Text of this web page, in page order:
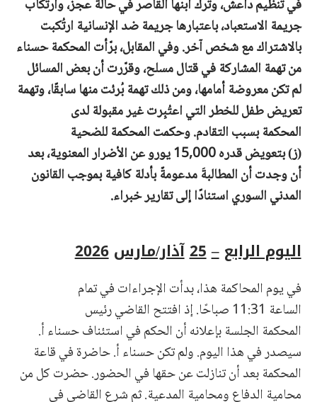
في تنظيم داعش، وترك ابنها القاصر في حالة عجز، وارتكاب
جريمة الاستعباد، باعتبارها جريمة ضد الإنسانية ارتُكبت
بالاشتراك مع شخص آخر. وفي المقابل،برّأت المحكمة حسناء
من تهمة المشاركة في قتال مسلح، وقرّرت أن بعض المسائل
لم تكن معروضة أمامها،ومنذلك تهمة بُرئت منها سابقًا، وتهمة
تعريض طفل للخطرالتي اعتُبِرتغير مقبولةلدى
المحكمةبسبب التقادم.وحكمتالمحكمةللضحية
(ز)بتعويض قدره15,000يوروعن الأضرارالمعنوية، بعد
أن وجدت أنالمطالبةَمدعومةٌبأدلة كافية بموجب القانون
المدني السوري استنادًا إلى تقارير خبراء.
اليوم الرابع –
25آذار/مارس 2026
في يوم المحاكمة هذا، بدأت الإجراءات في تمام
الساعة 11:31 صباحًا. إذ افتتح القاضي رئيس
المحكمة الجلسة بإعلانه أن الحكم في استئناف حسناء أ.
سيصدر في هذا اليوم. ولم تكن حسناء أ. حاضرة في قاعة
المحكمة بعد أن تنازلت عن حقها في الحضور. حضرت كل من
محامية الدفاع ومحامية المدعية. ثم شرع القاضي في